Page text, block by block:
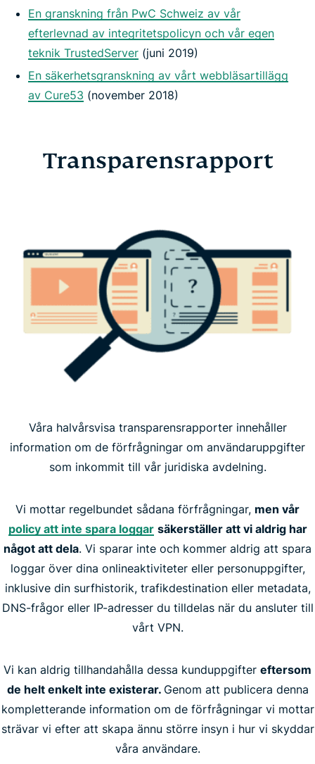
En granskning från PwC Schweiz av vår
efterlevnad av integritetspolicyn och vår egen
teknik TrustedServer (juni 2019)
En säkerhetsgranskning av vårt webbläsartillägg
av Cure53 (november 2018)
Transparensrapport
Våra halvårsvisa transparensrapporter innehåller
information om de förfrågningar om användaruppgifter
som inkommit till vår juridiska avdelning.
Vi mottar regelbundet sådana förfrågningar, men vår
policy att inte spara loggar säkerställer att vi aldrig har
något att dela. Vi sparar inte och kommer aldrig att spara
loggar över dina onlineaktiviteter eller personuppgifter,
inklusive din surfhistorik, trafikdestination eller metadata,
DNS-frågor eller IP-adresser du tilldelas när du ansluter till
vårt VPN.
Vi kan aldrig tillhandahålla dessa kunduppgifter eftersom
de helt enkelt inte existerar. Genom att publicera denna
kompletterande information om de förfrågningar vi mottar
strävar vi efter att skapa ännu större insyn i hur vi skyddar
våra användare.